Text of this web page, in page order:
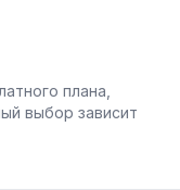
плана,
выбор зависит